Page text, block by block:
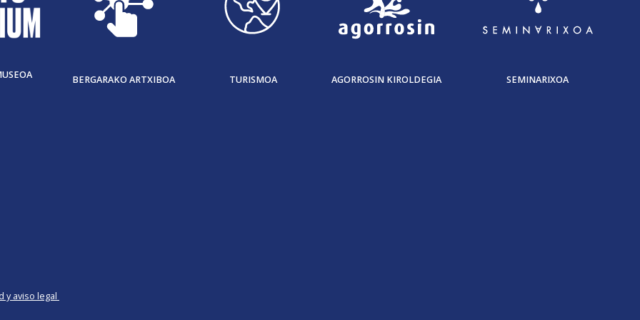
BERGARAKO ARTXIBOA TURISMOA AGORROSIN KIROLDEGIA SEMINARIXOA
y aviso legal